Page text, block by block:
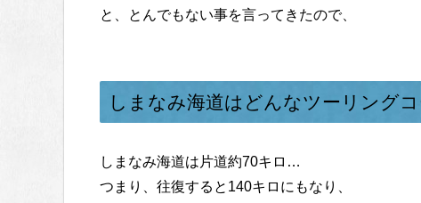
と、とんでもない事を言ってきたので、
しまなみ海道はどんなツーリングコ
しまなみ海道は片道約70キロ…
つまり、往復すると140キロにもなり、